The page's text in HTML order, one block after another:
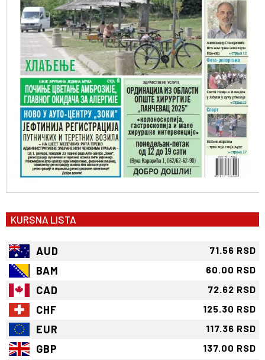
KURSNA LISTA
AUD 71.56 RSD
BAM 60.00 RSD
CAD 72.62 RSD
CHF 125.30 RSD
EUR 117.36 RSD
GBP 137.00 RSD